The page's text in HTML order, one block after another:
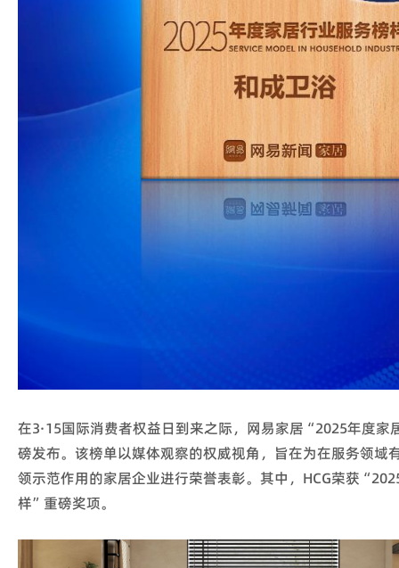
在3·15国际消费者权益日到来之际，网易家居“2025年度
磅发布。该榜单以媒体观察的权威视角，旨在为在服务领域
领示范作用的家居企业进行荣誉表彰。其中，HCG荣获
样”重磅奖项。